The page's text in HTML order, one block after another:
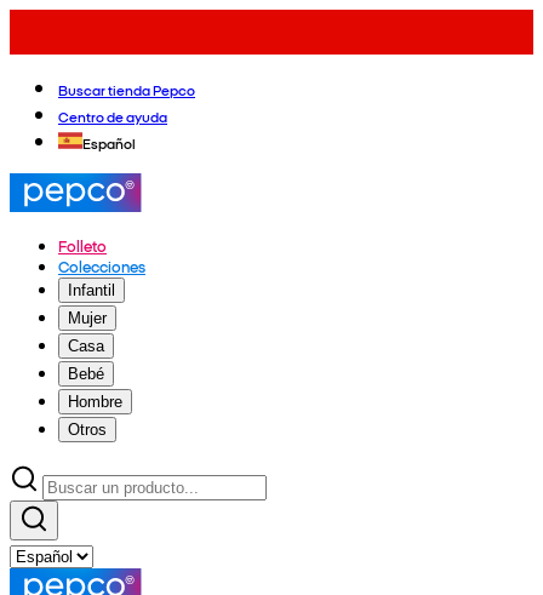
Buscar tienda Pepco
Centro de ayuda
Español
Folleto
Colecciones
Infantil
Mujer
Casa
Bebé
Hombre
Otros